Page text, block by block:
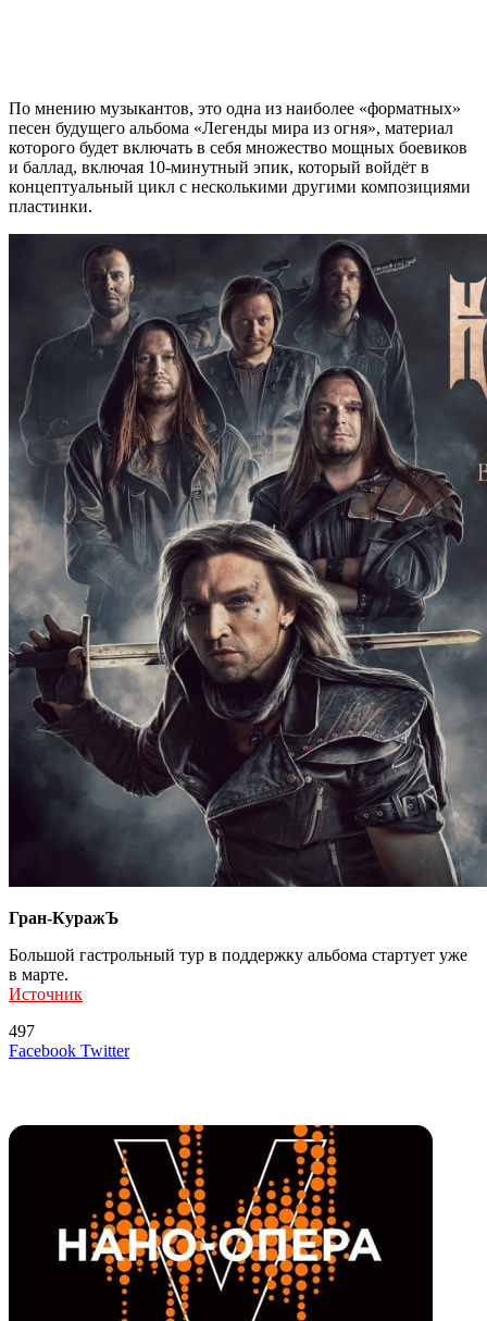
По мнению музыкантов, это одна из наиболее «форматных»
песен будущего альбома «Легенды мира из огня», материал
которого будет включать в себя множество мощных боевиков
и баллад, включая 10-минутный эпик, который войдёт в
концептуальный цикл с несколькими другими композициями
пластинки.
Гран-КуражЪ
Большой гастрольный тур в поддержку альбома стартует уже
в марте.
Источник
497
Facebook TwitterLinkedIn
Tumblr
Reddit
Вконтакте
Одноклассники
Skype
Messenger
Messenger
WhatsApp
Telegram
Viber
Line
Поделиться
Печатать